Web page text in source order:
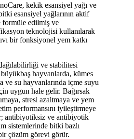
kekik esansiyel yağı ve
esansiyel yağlarının aktif
formüle edilmiş ve
teknolojisi kullanılarak
bir fonksiyonel yem katkı
ve stabilitesi
hayvanlarda, kümes
ve su hayvanlarında içme suyu
uygun hale gelir. Bağırsak
stresi azaltmaya ve yem
performansını iyileştirmeye
antibiyotiksiz ve antibiyotik
sistemlerinde bitki bazlı
çözüm görevi görür.